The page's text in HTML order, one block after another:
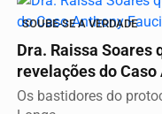
SOUBE-SE A VERDADE
Dra. Raissa Soares
Os bastidores do